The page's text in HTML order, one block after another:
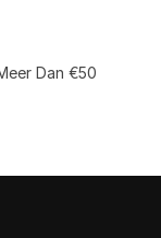
Dan €50